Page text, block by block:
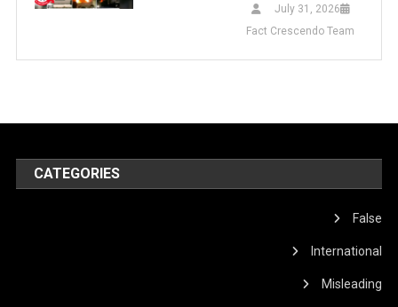
July 31, 2026
Fact Crescendo Team
CATEGORIES
False
International
Misleading